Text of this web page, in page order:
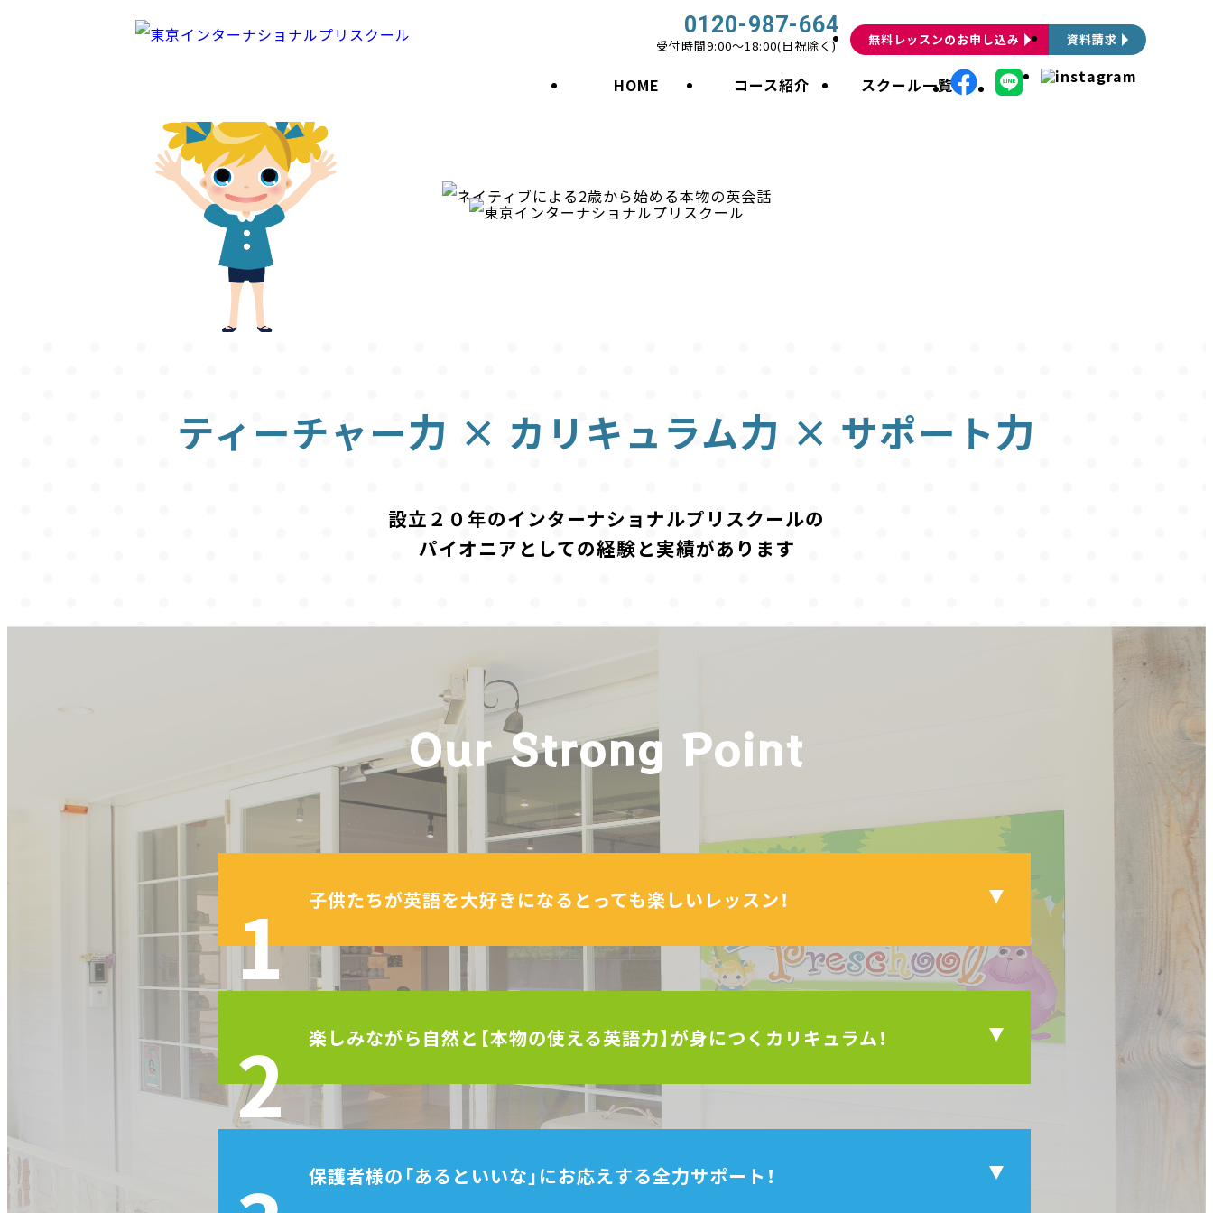
HOME コース紹介 スクール一覧
無料レッスンのお申し込み 資料請求
0120-987-664
受付時間9:00〜18:00(日祝除く)
ティーチャー力 × カリキュラム力 × サポート力
設立２０年のインターナショナルプリスクールの
パイオニアとしての経験と実績があります
Our Strong Point
1 子供たちが英語を大好きになる とっても楽しいレッスン！
2 楽しみながら自然と【本物の使える英語力】が身につくカリキュラム！
保護者様の「あるといいな」にお応えする全力サポート！